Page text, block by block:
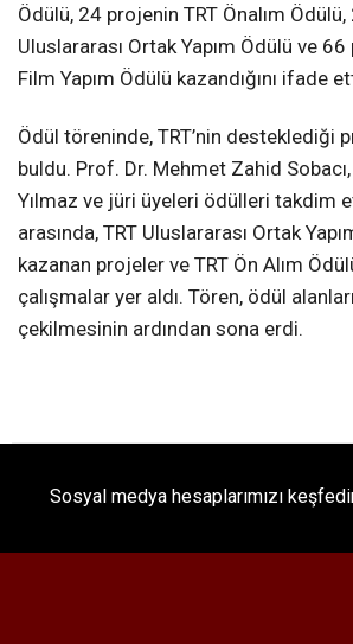
Ödülü, 24 projenin TRT Önalım
Uluslararası Ortak Yapım Ödülü ve 66
Film Yapım Ödülü kazandığını ifade
Ödül töreninde, TRT’nin desteklediği
buldu. Prof. Dr. Mehmet Zahid
Yılmaz ve jüri üyeleri ödülleri takdim
arasında, TRT Uluslararası Ortak
kazanan projeler ve TRT Ön Alım
çalışmalar yer aldı. Tören, ödül
çekilmesinin ardından sona erdi.
Sosyal medya hesaplarımızı